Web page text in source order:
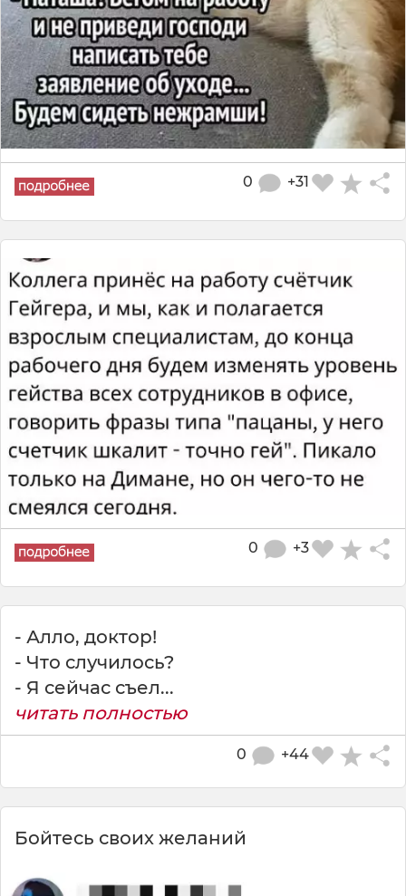
+31
0
+3
0
- Алло, доктор!
- Что случилось?
- Я сейчaс съел...
читать полностью
+44
0
Бойтесь своих желаний